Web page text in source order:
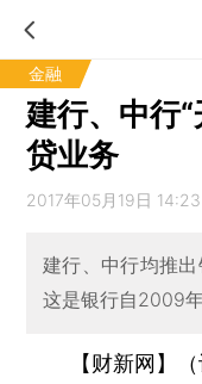
金融
建行、中行
贷业务
2017年05月19日 14:23
建行、中行均推
这是银行自2009
【财新网】